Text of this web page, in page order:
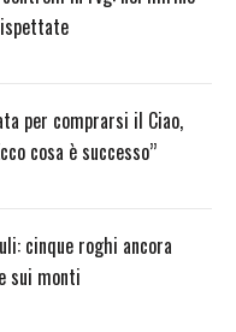
per comprarsi il Ciao,
cosa è successo”
cinque roghi ancora
sui monti